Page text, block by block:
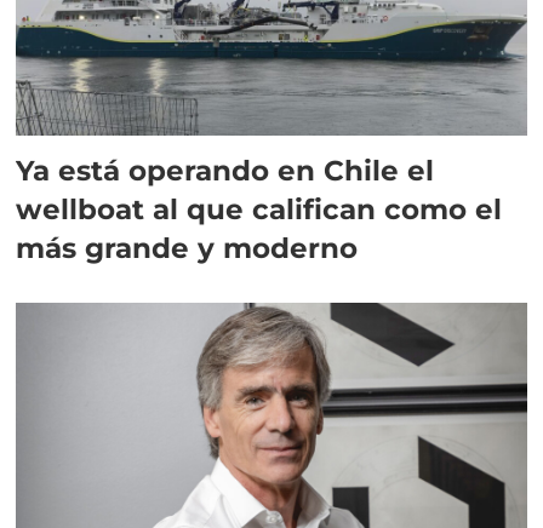
Ya está operando en Chile el
wellboat al que califican como el
más grande y moderno